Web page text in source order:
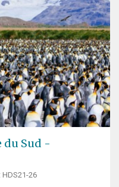
du Sud -
26